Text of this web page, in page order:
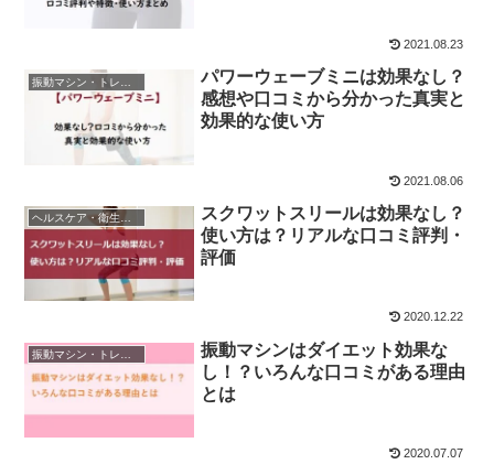
2021.08.23
パワーウェーブミニは効果なし？
感想や口コミから分かった真実と
効果的な使い方
2021.08.06
ヘルスケア・衛生用品
スクワットスリールは効果なし？
使い方は？リアルな口コミ評判・
評価
2020.12.22
振動マシンはダイエット効果な
し！？いろんな口コミがある理由
とは
2020.07.07